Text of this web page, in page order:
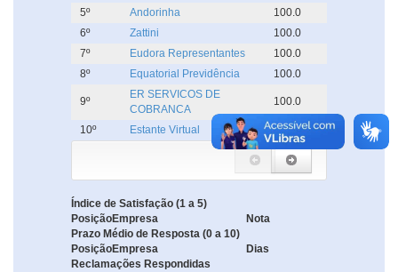
5º Andorinha
100.0
6º
Zattini
100.0
7º
Eudora Representantes
100.0
8º
Equatorial Previdência 100.0
9º
ER SERVICOS DE
COBRANCA
100.0
10º Estante Virtual 100.0
Índice de Satisfação (1 a 5)
PosiçãoEmpresa
Nota
Prazo Médio de Resposta (0 a 10)
PosiçãoEmpresa
Dias
Reclamações Respondidas